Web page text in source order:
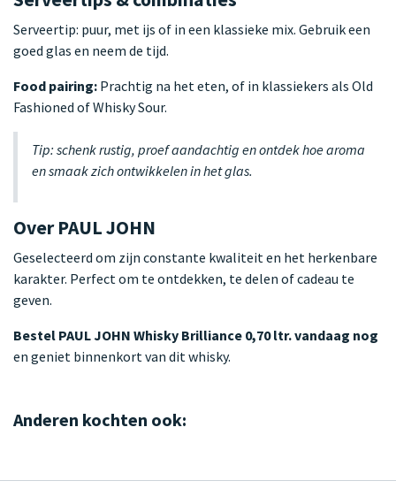
Serveertip: puur, met ijs of in een klassieke mix. Gebruik een
goed glas en neem de tijd.
Food pairing: Prachtig na het eten, of in klassiekers als Old
Fashioned of Whisky Sour.
Tip: schenk rustig, proef aandachtig en ontdek hoe aroma
en smaak zich ontwikkelen in het glas.
Over PAUL JOHN
Geselecteerd om zijn constante kwaliteit en het herkenbare
karakter. Perfect om te ontdekken, te delen of cadeau te
geven.
Bestel PAUL JOHN Whisky Brilliance 0,70 ltr. vandaag nog
en geniet binnenkort van dit whisky.
Anderen kochten ook: